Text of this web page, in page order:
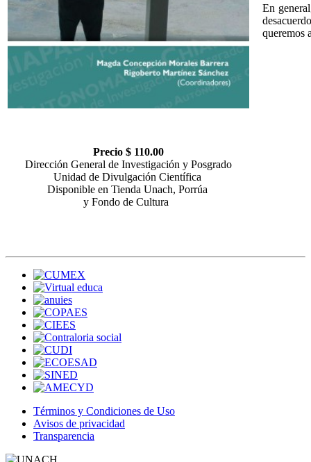
Precio $ 110.00
Dirección General de Investigación y Posgrado
Unidad de Divulgación Científica
Disponible en Tienda Unach, Porrúa
y Fondo de Cultura
En
queremos
Términos y Condiciones de Uso
Avisos de privacidad
Transparencia